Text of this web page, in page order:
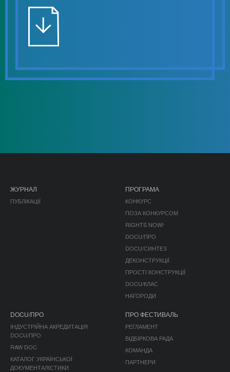
ЖУРНАЛ
ПУБЛІКАЦІЇ
ПРОГРАМА
КОНКУРС
ПОЗА КОНКУРСОМ
RIGHTS NOW!
DOCU/ПРО
DOCU/СИНТЕЗ
ДЕКОНСТРУКЦІЇ
ПРОСТІ КОНСТРУКЦІЇ
DOCU/КЛАС
НАГОРОДИ
DOCU/ПРО
ІНДУСТРІЙНА АКРЕДИТАЦІЯ
DOCU/ПРО
RAW DOC
КАТАЛОГ УКРАЇНСЬКОЇ
ДОКУМЕНТАЛІСТИКИ
ПРО ФЕСТИВАЛЬ
РЕГЛАМЕНТ
ВІДБІРКОВА РАДА
КОМАНДА
ПАРТНЕРИ